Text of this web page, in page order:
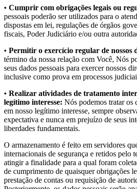
• Cumprir com obrigações legais ou
pessoais poderão ser utilizados para o
dispostas em lei, regulações de órgãos
fiscais, Poder Judiciário e/ou outra
• Permitir o exercício regular de nossos
término da nossa relação com Você, Nós
seus dados pessoais para exercer nossos
inclusive como prova em processos
• Realizar atividades de tratamento
legítimo interesse: Nós podemos tratar os
em nosso legítimo interesse, sempre
expectativa e nunca em prejuízo de seus
liberdades fundamentais.
O armazenamento é feito em servidores
internacionais de segurança e retidos pelo
atingir a finalidade para a qual foram
de cumprimento de quaisquer obrigações
prestação de contas ou requisição de